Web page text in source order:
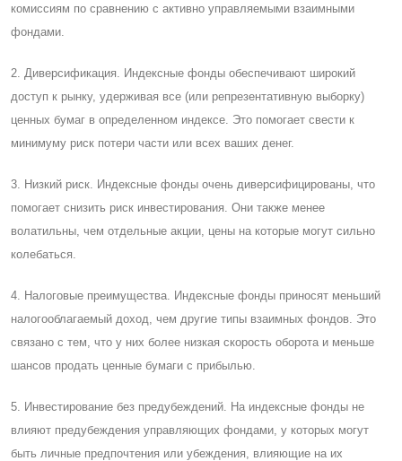
комиссиям по сравнению с активно управляемыми взаимными
фондами.
2. Диверсификация. Индексные фонды обеспечивают широкий
доступ к рынку, удерживая все (или репрезентативную выборку)
ценных бумаг в определенном индексе. Это помогает свести к
минимуму риск потери части или всех ваших денег.
3. Низкий риск. Индексные фонды очень диверсифицированы, что
помогает снизить риск инвестирования. Они также менее
волатильны, чем отдельные акции, цены на которые могут сильно
колебаться.
4. Налоговые преимущества. Индексные фонды приносят меньший
налогооблагаемый доход, чем другие типы взаимных фондов. Это
связано с тем, что у них более низкая скорость оборота и меньше
шансов продать ценные бумаги с прибылью.
5. Инвестирование без предубеждений. На индексные фонды не
влияют предубеждения управляющих фондами, у которых могут
быть личные предпочтения или убеждения, влияющие на их